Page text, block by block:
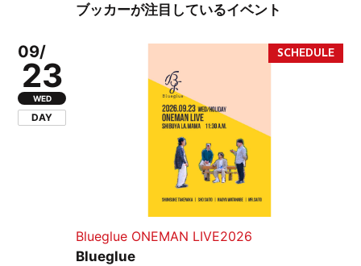
ブッカーが注目しているイベント
09/
23
WED
DAY
Blueglue ONEMAN LIVE2026
Blueglue